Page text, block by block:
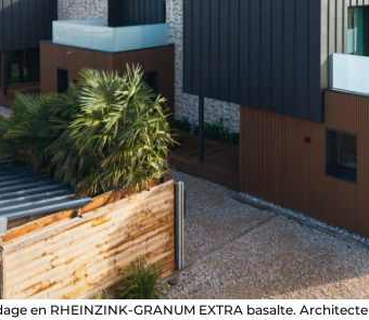
en RHEINZINK-GRANUM EXTRA basalte.